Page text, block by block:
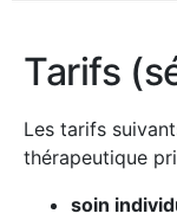
Tarifs
Les tarifs
thérapeutique
soin